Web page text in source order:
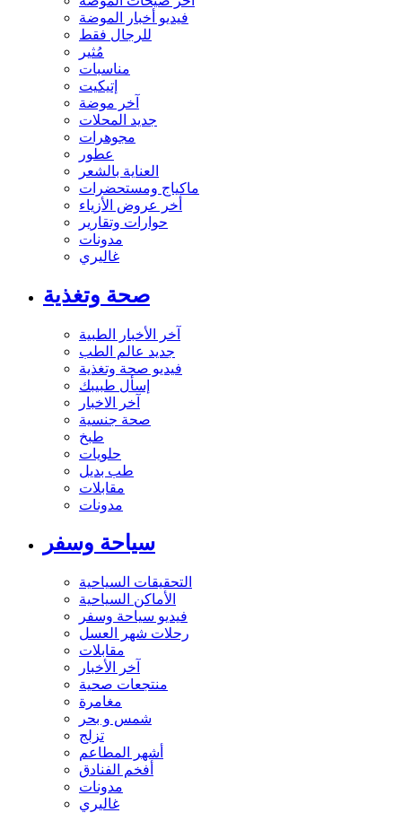
فيديو أخبار الموضة
للرجال فقط
مُثير
مناسبات
إتيكيت
آخر موضة
جديد المحلات
مجوهرات
عطور
العناية بالشعر
ماكياج ومستحضرات
أخر عروض الأزياء
حوارات وتقارير
مدونات
غاليري
صحة وتغذية
آخر الأخبار الطبية
جديد عالم الطب
فيديو صحة وتغذية
إسأل طبيبك
آخر الاخبار
صحة جنسية
طبخ
حلويات
طب بديل
مقابلات
مدونات
سياحة وسفر
التحقيقات السياحية
الأماكن السياحية
فيديو سياحة وسفر
رحلات شهر العسل
مقابلات
آخر الأخبار
منتجعات صحية
مغامرة
شمس و بحر
تزلج
أشهر المطاعم
أفخم الفنادق
مدونات
غاليري